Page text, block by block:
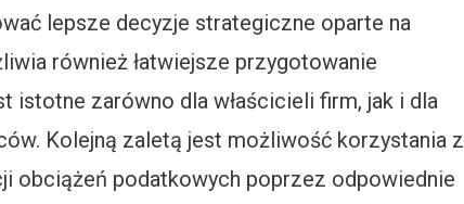
lepsze decyzje strategiczne oparte na
również łatwiejsze przygotowanie
istotne zarówno dla właścicieli firm, jak i dla
Kolejną zaletą jest możliwość korzystania z
obciążeń podatkowych poprzez odpowiednie